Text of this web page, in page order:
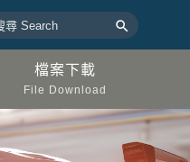

檔案下載
File Download